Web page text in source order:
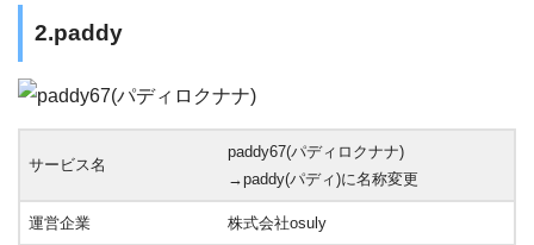
2.paddy
サービス名
paddy67(パディロクナナ)
→paddy(パディ)に名称変更
運営企業 株式会社osuly